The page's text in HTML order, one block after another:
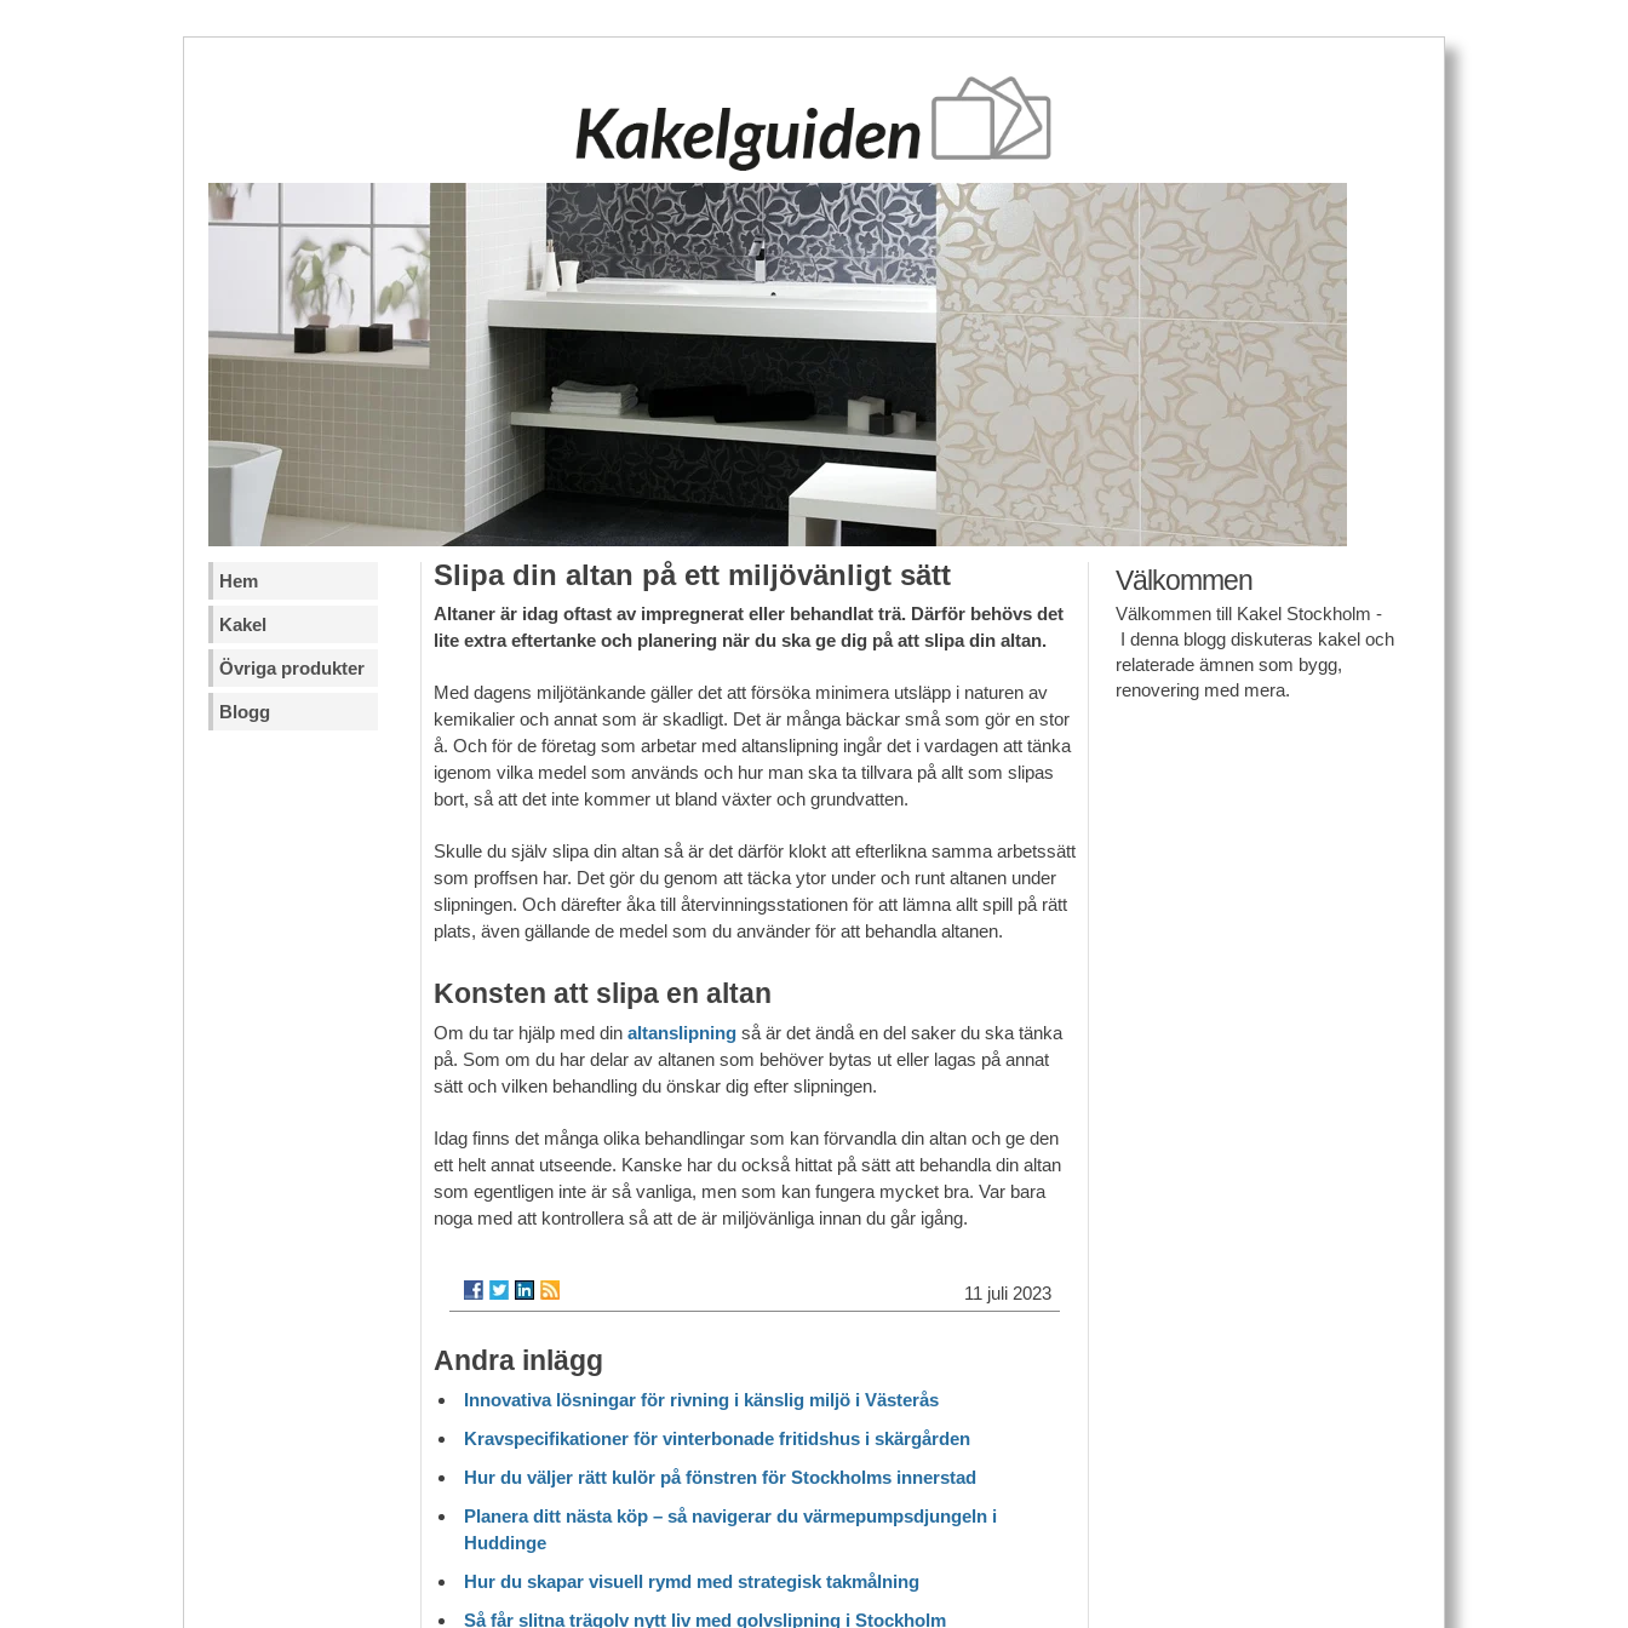
Hem
Kakel
Övriga produkter
Blogg
Slipa din altan på ett miljövänligt sätt
Altaner är idag oftast av impregnerat eller behandlat trä. Därför behövs det
lite extra eftertanke och planering när du ska ge dig på att slipa din altan.
Med dagens miljötänkande gäller det att försöka minimera utsläpp i naturen av
kemikalier och annat som är skadligt. Det är många bäckar små som gör en stor
å. Och för de företag som arbetar med altanslipning ingår det i vardagen att tänka
igenom vilka medel som används och hur man ska ta tillvara på allt som slipas
bort, så att det inte kommer ut bland växter och grundvatten.
Skulle du själv slipa din altan så är det därför klokt att efterlikna samma arbetssätt
som proffsen har. Det gör du genom att täcka ytor under och runt altanen under
slipningen. Och därefter åka till återvinningsstationen för att lämna allt spill på rätt
plats, även gällande de medel som du använder för att behandla altanen.
Konsten att slipa en altan
Om du tar hjälp med din altanslipning så är det ändå en del saker du ska tänka
på. Som om du har delar av altanen som behöver bytas ut eller lagas på annat
sätt och vilken behandling du önskar dig efter slipningen.
Idag finns det många olika behandlingar som kan förvandla din altan och ge den
ett helt annat utseende. Kanske har du också hittat på sätt att behandla din altan
som egentligen inte är så vanliga, men som kan fungera mycket bra. Var bara
noga med att kontrollera så att de är miljövänliga innan du går igång.
11 juli 2023
Andra inlägg
Innovativa lösningar för rivning i känslig miljö i Västerås
Kravspecifikationer för vinterbonade fritidshus i skärgården
Hur du väljer rätt kulör på fönstren för Stockholms innerstad
Planera ditt nästa köp – så navigerar du värmepumpsdjungeln i
Huddinge
Hur du skapar visuell rymd med strategisk takmålning
Så får slitna trägolv nytt liv med golvslipning i Stockholm
Välkommen
Välkommen till Kakel Stockholm -
I denna blogg diskuteras kakel och
relaterade ämnen som bygg,
renovering med mera.